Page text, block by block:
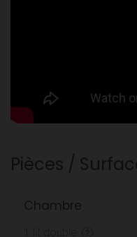
Pièces /
Chambre